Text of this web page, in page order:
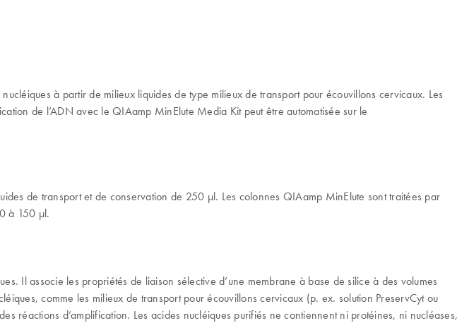
à partir de milieux liquides de type milieux de transport pour écouvillons cervicaux. Les
de l’ADN avec le QIAamp MinElute Media Kit peut être automatisée sur le
de transport et de conservation de 250 µl. Les colonnes QIAamp MinElute sont traitées par
à 150 µl.
Il associe les propriétés de liaison sélective d’une membrane à base de silice à des volumes
comme les milieux de transport pour écouvillons cervicaux (p. ex. solution PreservCyt ou
réactions d’amplification. Les acides nucléiques purifiés ne contiennent ni protéines, ni nucléases,